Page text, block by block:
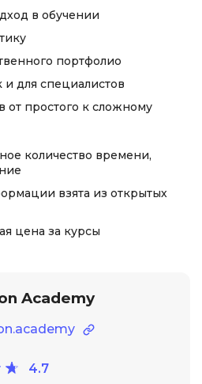
в обучении
портфолио
и для специалистов
простого к сложному
количество времени,
взята из открытых
цена за курсы
Academy
4.7